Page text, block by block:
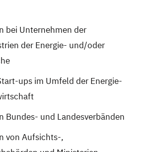
bei Unternehmen der
der Energie- und/oder
ups im Umfeld der Energie-
Bundes- und Landesverbänden
von Aufsichts-,